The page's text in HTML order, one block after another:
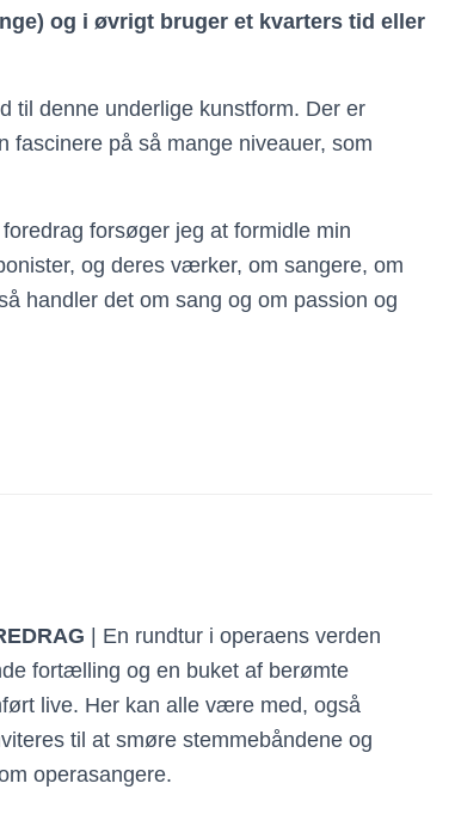
og i øvrigt bruger et kvarters tid eller
denne underlige kunstform. Der er
fascinere på så mange niveauer, som
forsøger jeg at formidle min
og deres værker, om sangere, om
handler det om sang og om passion og
| En rundtur i operaens verden
fortælling og en buket af berømte
live. Her kan alle være med, også
til at smøre stemmebåndene og
operasangere.